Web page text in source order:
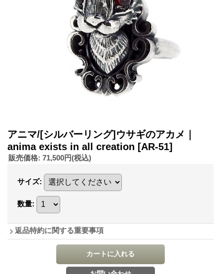
アニマ/[シルバーリング]ウサギのアカメ｜
anima exists in all creation [AR-51]
販売価格: 71,500円(税込)
サイズ:
数量:
返品特約に関する重要事項